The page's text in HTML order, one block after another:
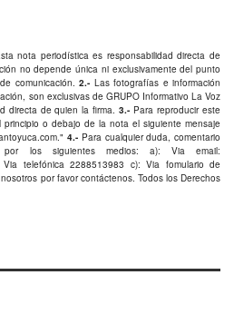
nota periodística es responsabilidad directa de
no depende única ni exclusivamente del punto
comunicación.2.- Las fotografías e información
son exclusivas de GRUPO Informativo La Voz
directa de quien la firma.3.- Para reproducir este
o debajo de la nota el siguiente mensaje
." 4.- Para cualquier duda, comentario
por los siguientes medios: a): Via email:
telefónica 2288513983 c): Via fomulario de
por favorcontáctenos. Todos los Derechos